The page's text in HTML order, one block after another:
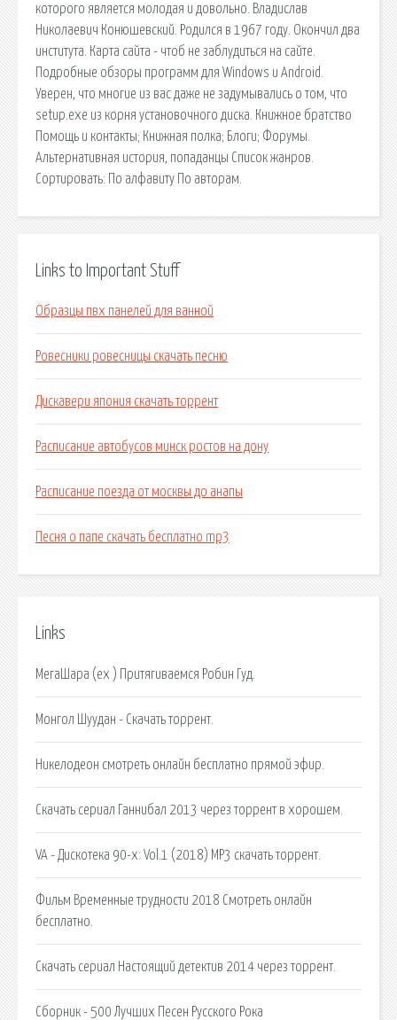
которого является молодая и довольно. Владислав
Николаевич Конюшевский. Родился в 1967 году. Окончил два
института. Карта сайта - чтоб не заблудиться на сайте.
Подробные обзоры программ для Windows и Android.
Уверен, что многие из вас даже не задумывались о том, что
setup.exe из корня установочного диска. Книжное братство
Помощь и контакты; Книжная полка; Блоги; Форумы.
Альтернативная история, попаданцы Список жанров.
Сортировать: По алфавиту По авторам.
Links to Important Stuff
Образцы пвх панелей для ванной
Ровесники ровесницы скачать песню
Дискавери япония скачать торрент
Расписание автобусов минск ростов на дону
Расписание поезда от москвы до анапы
Песня о папе скачать бесплатно mp3
Links
МегаШара (ex ) Притягиваемся Робин Гуд.
Монгол Шуудан - Скачать торрент.
Никелодеон смотреть онлайн бесплатно прямой эфир.
Скачать сериал Ганнибал 2013 через торрент в хорошем.
VA - Дискотека 90-х: Vol.1 (2018) MP3 скачать торрент.
Фильм Временные трудности 2018 Смотреть онлайн
бесплатно.
Скачать сериал Настоящий детектив 2014 через торрент.
Сборник - 500 Лучших Песен Русского Рока